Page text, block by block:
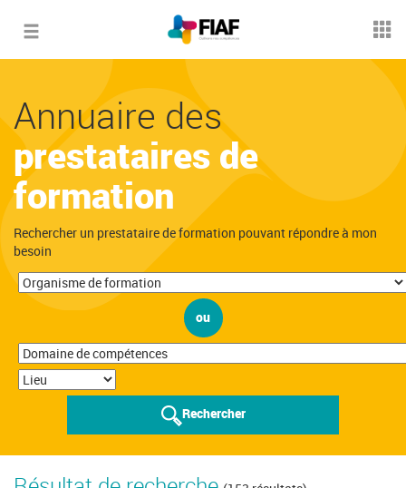
Toggle
Annuaire des
prestataires de
formation
Rechercher un prestataire de formation pouvant répondre à mon
besoin
ou
Rechercher